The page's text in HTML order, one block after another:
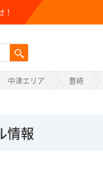
！
中津エリア 豊崎
情報